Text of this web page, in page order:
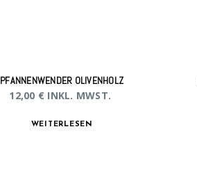
PFANNENWENDER OLIVENHOLZ
12,00 € INKL. MWST.
WEITERLESEN